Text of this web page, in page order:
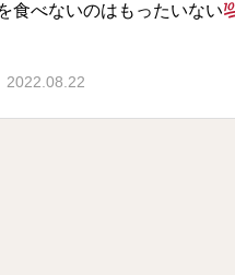
食べないのはもったいない
2022.08.22